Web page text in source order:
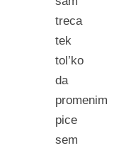
treca
tek
tol’ko
da
promenim
pice
sem